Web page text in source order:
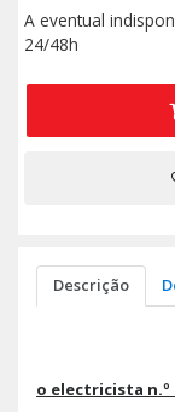
A eventual
24/48h
Descrição
o electricista n.º